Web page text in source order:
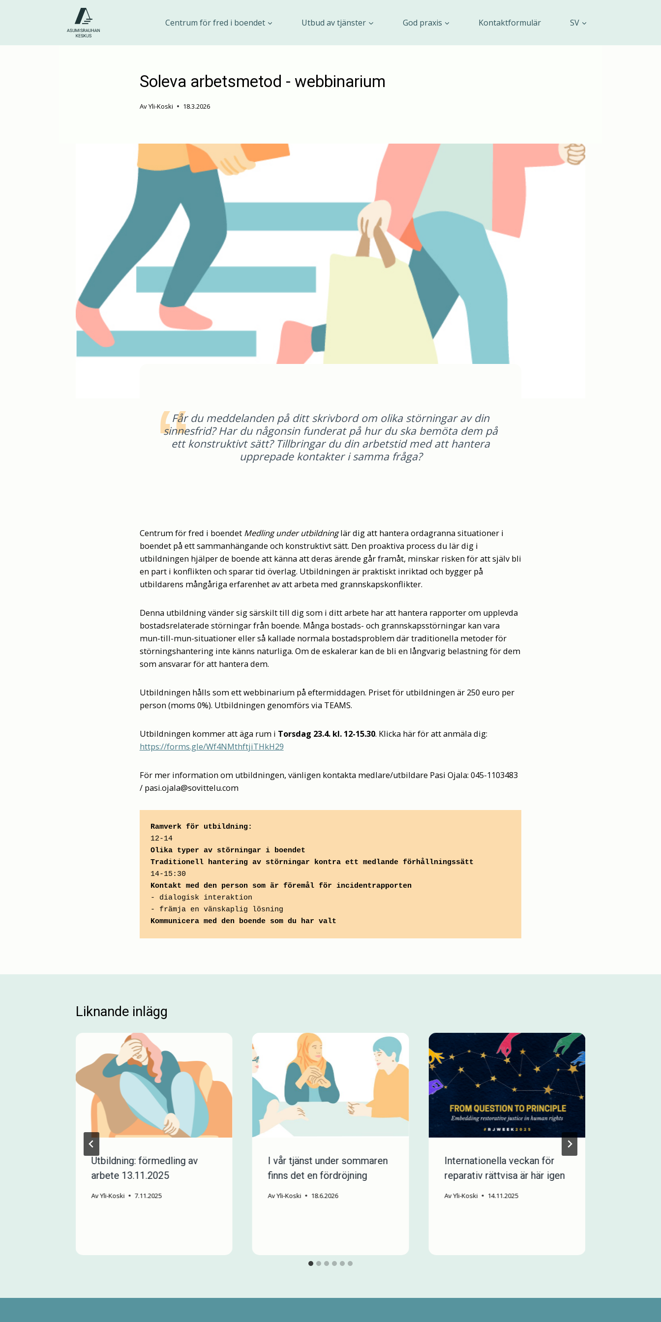
Centrum för fred i boendet Utbud av tjänster God praxis Kontaktformulär SV
Soleva arbetsmetod - webbinarium
AvYli-Koski 18.3.2026
Får du meddelanden på ditt skrivbord om olika störningar av din
sinnesfrid? Har du någonsin funderat på hur du ska bemöta dem på
ett konstruktivt sätt? Tillbringar du din arbetstid med att hantera
upprepade kontakter i samma fråga?
Centrum för fred i boendet Medling under utbildninglär dig att hantera ordagranna situationer i
boendet på ett sammanhängande och konstruktivt sätt. Den proaktiva process du lär dig i
utbildningen hjälper de boende att känna att deras ärende går framåt, minskar risken för att själv bli
en part i konflikten och sparar tid överlag. Utbildningen är praktiskt inriktad och bygger på
utbildarens mångåriga erfarenhet av att arbeta med grannskapskonflikter.
Denna utbildning vänder sig särskilt till dig som i ditt arbete har att hantera rapporter om upplevda
bostadsrelaterade störningar från boende. Många bostads- och grannskapsstörningar kan vara
mun-till-mun-situationer eller så kallade normala bostadsproblem där traditionella metoder för
störningshantering inte känns naturliga. Om de eskalerar kan de bli en långvarig belastning för dem
som ansvarar för att hantera dem.
Utbildningen hålls som ett webbinarium på eftermiddagen. Priset för utbildningen är 250 euro per
person (moms 0%). Utbildningen genomförs via TEAMS.
Utbildningen kommer att äga rum i Torsdag 23.4. kl. 12-15.30. Klicka här för att anmäla dig:
https://forms.gle/Wf4NMthftjiTHkH29
För mer information om utbildningen, vänligen kontakta medlare/utbildare Pasi Ojala: 045-1103483
/ pasi.ojala@sovittelu.com
Ramverk för utbildning:
12-14
Olika typer av störningar i boendet
Traditionell hantering av störningar kontra ett medlande förhållningssätt
14-15:30
Kontakt med den person som är föremål för incidentrapporten
- dialogisk interaktion
- främja en vänskaplig lösning
Kommunicera med den boende som du har valt
Liknande inlägg
Utbildning: förmedling av
arbete 13.11.2025
AvYli-Koski 7.11.2025
I vår tjänst under sommaren
finns det en fördröjning
AvYli-Koski 18.6.2026
Internationella veckan för
reparativ rättvisa är här igen
AvYli-Koski 14.11.2025